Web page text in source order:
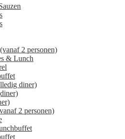
2 personen)
& Lunch
diner)
2 personen)